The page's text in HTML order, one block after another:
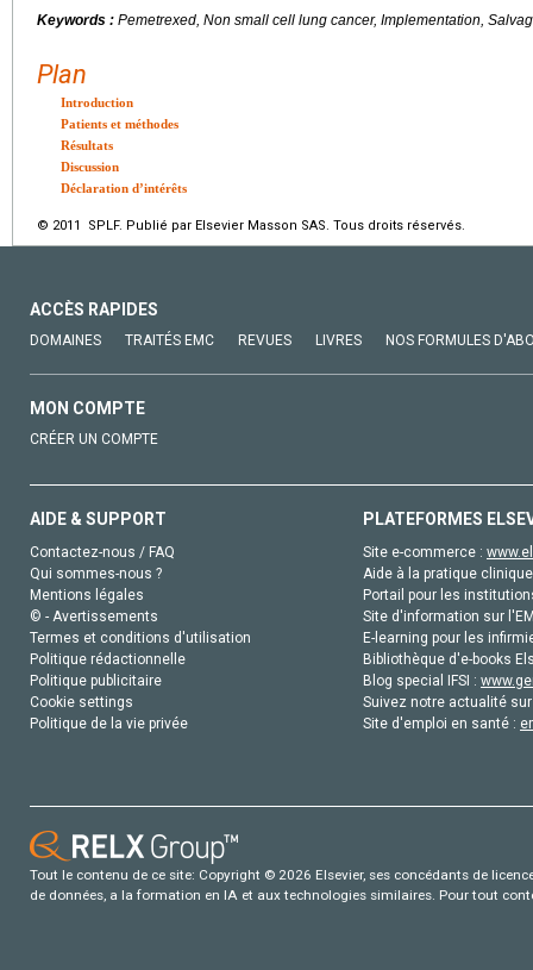
Keywords : Pemetrexed, Non small cell lung cancer, Implementation,
Plan
Introduction
Patients et méthodes
Résultats
Discussion
Déclaration d’intérêts
© 2011 SPLF. Publié par Elsevier Masson SAS. Tous droits réservés.
ACCÈS RAPIDES
DOMAINES TRAITÉS EMC REVUES LIVRES NOS FORMULES
MON COMPTE
CRÉER UN COMPTE
AIDE & SUPPORT
Contactez-nous / FAQ
Qui sommes-nous ?
Mentions légales
© - Avertissements
Termes et conditions d'utilisation
Politique rédactionnelle
Politique publicitaire
Cookie settings
Politique de la vie privée
PLATEFORMES
Site e-commerce :
Aide à la pratique
Portail pour les
Site d'information sur
E-learning pour les
Bibliothèque d'e-books
Blog special IFSI :
Suivez notre actualité
Site d'emploi en santé :
Tout le contenu de ce site: Copyright © 2026 Elsevier, ses concédants de
de données, a la formation en IA et aux technologies similaires. Pour tout